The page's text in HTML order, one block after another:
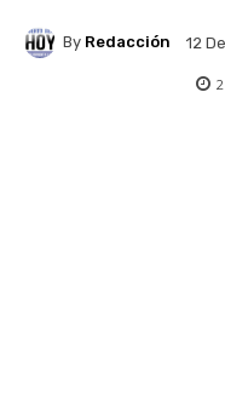
By Redacción 12
2